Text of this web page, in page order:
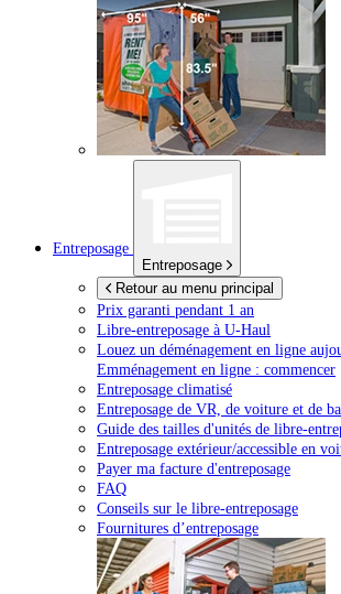
Entreposage
Entreposage
Retour au menu principal
Prix garanti pendant 1 an
Libre-entreposage à U-Haul
Louez un déménagement en ligne
Emménagement en ligne : commencer
Entreposage climatisé
Entreposage de VR, de voiture et de
Guide des tailles d'unités de libre-
Entreposage extérieur/accessible en
Payer ma facture d'entreposage
FAQ
Conseils sur le libre-entreposage
Fournitures d’entreposage